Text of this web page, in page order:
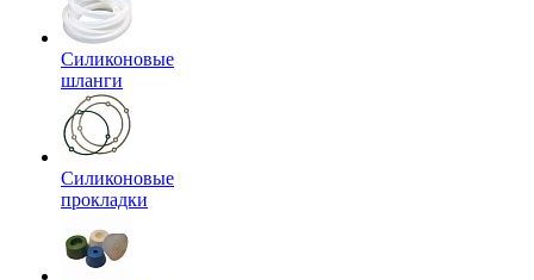
Силиконовые
шланги
Силиконовые
прокладки